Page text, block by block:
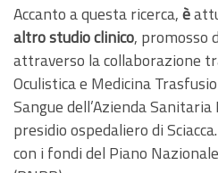
Accanto a questa ricerca,è
altro studio clinico, promosso
attraverso la collaborazione
Oculistica e Medicina
Sangue dell’Azienda
presidio ospedaliero di
con i fondi del Piano